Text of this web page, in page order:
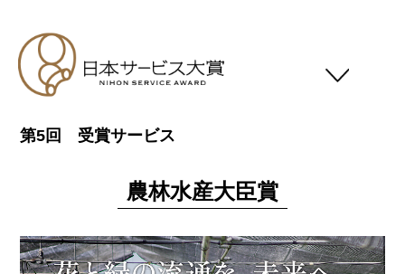
日本サービス大賞について
スケジュール
応募対象者
第5回 受賞サービス
農林水産大臣賞